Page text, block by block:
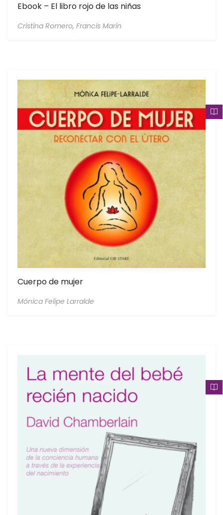
Ebook – El libro rojo de las niñas
Cristina Romero, Francis Marín
Cuerpo de mujer
Mónica Felipe Larralde